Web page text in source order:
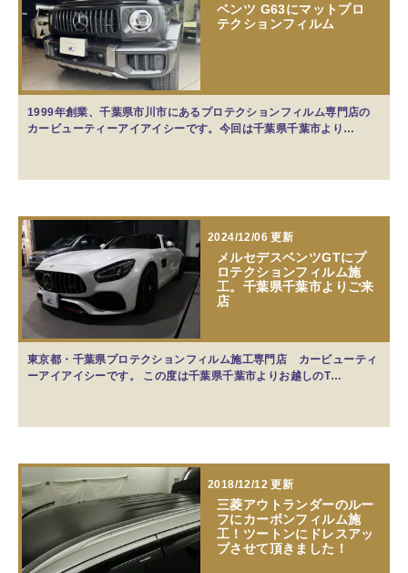
ベンツ G63にマットプロ
テクションフィルム
1999年創業、千葉県市川市にあるプロテクションフィルム専門店の
カービューティーアイアイシーです。今回は千葉県千葉市より…
2024/12/06 更新
メルセデスベンツGTにプ
ロテクションフィルム施
工。千葉県千葉市よりご来
店
東京都・千葉県プロテクションフィルム施工専門店 カービューティ
ーアイアイシーです。 この度は千葉県千葉市よりお越しのT…
2018/12/12 更新
三菱アウトランダーのルー
フにカーボンフィルム施
工！ツートンにドレスアッ
プさせて頂きました！